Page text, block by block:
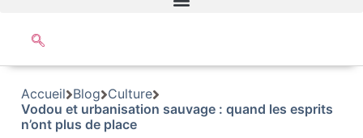
Accueil Blog Culture
Vodou et urbanisation sauvage : quand les esprits
n’ont plus de place